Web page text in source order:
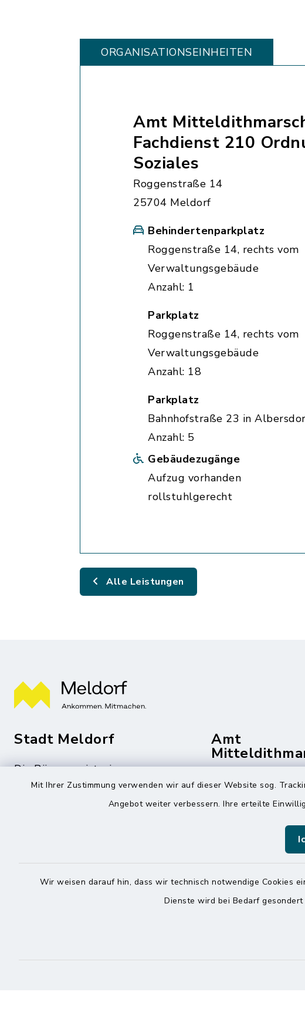
Mit Ihrer Zustimmung verwenden wir auf dieser Website sog.
Angebot weiter verbessern. Ihre erteilte
Wir weisen darauf hin, dass wir technisch notwendige Cookies
Dienste wird bei Bedarf
ORGANISATIONS­EINHEITEN
Amt
Fachdienst 210
Soziales
Roggenstraße 14
25704 Meldorf
Behindertenparkplatz
Roggenstraße 14, rechts vom
Verwaltungsgebäude
Anzahl: 1
Parkplatz
Roggenstraße 14, rechts vom
Verwaltungsgebäude
Anzahl: 18
Parkplatz
Bahnhofstraße 23 in
Anzahl: 5
Gebäudezugänge
Aufzug vorhanden
rollstuhlgerecht
Alle Leistungen
Stadt Meldorf
Die Bürgermeisterin
Zingelstraße 2
facebookinstagram
Amt
Roggenstraße 14
25704 Meldorf
04832 6065-0
04832 6065-